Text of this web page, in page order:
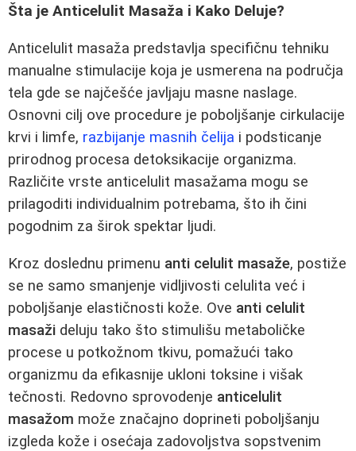
Šta je Anticelulit Masaža i Kako Deluje?
Anticelulit masaža predstavlja specifičnu tehniku
manualne stimulacije koja je usmerena na područja
tela gde se najčešće javljaju masne naslage.
Osnovni cilj ove procedure je poboljšanje cirkulacije
krvi i limfe, razbijanje masnih čelija i podsticanje
prirodnog procesa detoksikacije organizma.
Različite vrste anticelulit masažama mogu se
prilagoditi individualnim potrebama, što ih čini
pogodnim za širok spektar ljudi.
Kroz doslednu primenu anti celulit masaže, postiže
se ne samo smanjenje vidljivosti celulita već i
poboljšanje elastičnosti kože. Ove anti celulit
masaži deluju tako što stimulišu metaboličke
procese u potkožnom tkivu, pomažući tako
organizmu da efikasnije ukloni toksine i višak
tečnosti. Redovno sprovodenje anticelulit
masažom može značajno doprineti poboljšanju
izgleda kože i osećaja zadovoljstva sopstvenim